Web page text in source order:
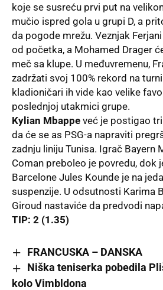
koje se susreću prvi put na
mučio ispred gola u grupi D, a
da pogode mrežu. Veznjak
od početka, a Mohamed Drager
meč sa klupe. U međuvremenu,
zadržati svoj 100% rekord na
kladioničari ih vide kao velike
poslednjoj utakmici grupe.
Kylian Mbappe već je postigao
da će se as PSG-a napraviti
zadnju liniju Tunisa. Igrač Bayern
Coman preboleo je povredu, dok
Barcelone Jules Kounde je na
suspenzije. U odsutnosti Karima
Giroud nastaviće da predvodi
TIP: 2 (1.35)
FRANCUSKA – DANSKA
Niška teniserka pobedila
kolo Vimbldona